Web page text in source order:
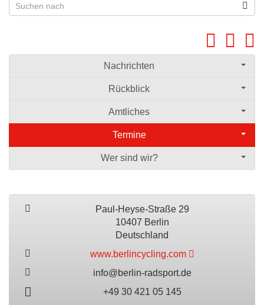
Nachrichten
Rückblick
Amtliches
Termine
Wer sind wir?
Paul-Heyse-Straße 29
10407 Berlin
Deutschland
www.berlincycling.com
info@berlin-radsport.de
+49 30 421 05 145